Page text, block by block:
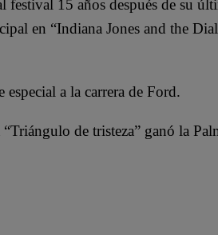
festival 15 años después de su
en “Indiana Jones and the
a la carrera de Ford.
de tristeza” ganó la